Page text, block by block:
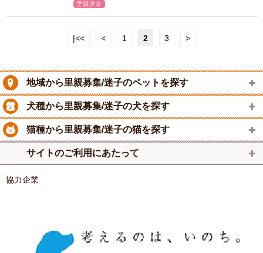
里親決定
|<< < 1 2 3 >
地域から里親募集/迷子のペットを探す
犬種から里親募集/迷子の犬を探す
猫種から里親募集/迷子の猫を探す
サイトのご利用にあたって
協力企業